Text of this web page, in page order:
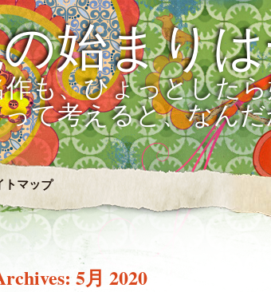
始まり
も、ひょっとした
て考えると、なん
トマップ
5月 2020